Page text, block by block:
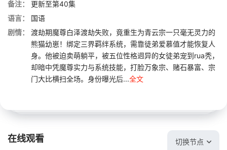
备注：
更新至第40集
语言：
国语
剧情：
渡劫期魔尊白泽渡劫失败，竟重生为青云宗一只毫无灵力的
熊猫幼崽！绑定三界羁绊系统，需靠徒弟爱慕值才能恢复人
身。他被迫卖萌躺平，被五位性格迥异的女徒弟宠到rua秃，
却暗中凭魔尊实力与系统技能，打脸万象宗、赌石暴富、宗
门大比横扫全场。身份曝光后...全文
在线观看 切换节点